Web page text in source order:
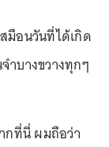
มือนวันที่ได้เกิด
ำบางขวางทุกๆ
ที่นี่ ผมถือว่า